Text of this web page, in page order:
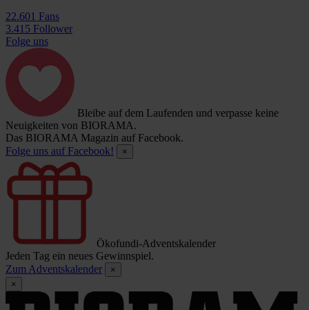
22.601 Fans
3.415 Follower
Folge uns
Bleibe auf dem Laufenden und verpasse keine
Neuigkeiten von BIORAMA.
Das BIORAMA Magazin auf Facebook.
Folge uns auf Facebook!
×
Ökofundi-Adventskalender
Jeden Tag ein neues Gewinnspiel.
Zum Adventskalender
×
×